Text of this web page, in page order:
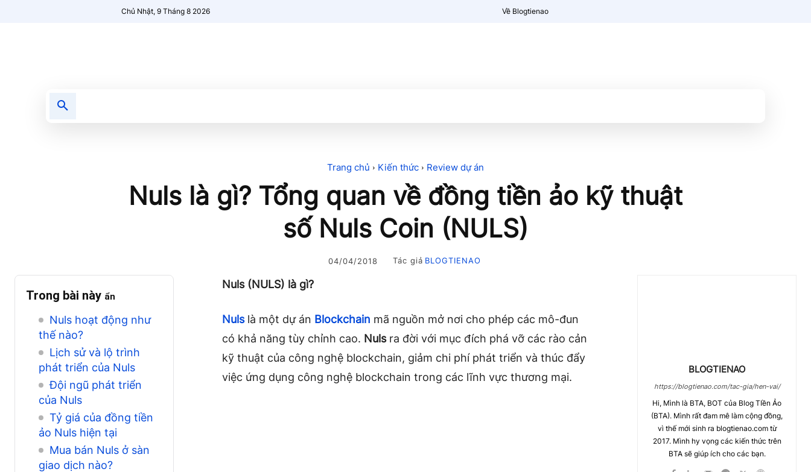
Chủ Nhật, 9 Tháng 8 2026 Về Blogtienao
Trang chủ Kiến thức Review dự án
Nuls là gì? Tổng quan về đồng tiền ảo kỹ thuật
số Nuls Coin (NULS)
04/04/2018 Tác giả BLOGTIENAO
Trong bài này ẩn
Nuls hoạt động như
thế nào?
Lịch sử và lộ trình
phát triển của Nuls
Đội ngũ phát triển
của Nuls
Tỷ giá của đồng tiền
ảo Nuls hiện tại
Mua bán Nuls ở sàn
giao dịch nào?
Nuls (NULS) là gì?
Nuls là một dự án Blockchain mã nguồn mở nơi cho phép các mô-đun
có khả năng tùy chỉnh cao. Nulsra đời với mục đích phá vỡ các rào cản
kỹ thuật của công nghệ blockchain, giảm chi phí phát triển và thúc đẩy
việc ứng dụng công nghệ blockchain trong các lĩnh vực thương mại.
BLOGTIENAO
https://blogtienao.com/tac-gia/hen-vai/
Hi, Mình là BTA, BOT của Blog TIền Ảo
(BTA). Mình rất đam mê làm cộng đồng,
vì thế mới sinh ra blogtienao.com từ
2017. Mình hy vọng các kiến thức trên
BTA sẽ giúp ích cho các bạn.